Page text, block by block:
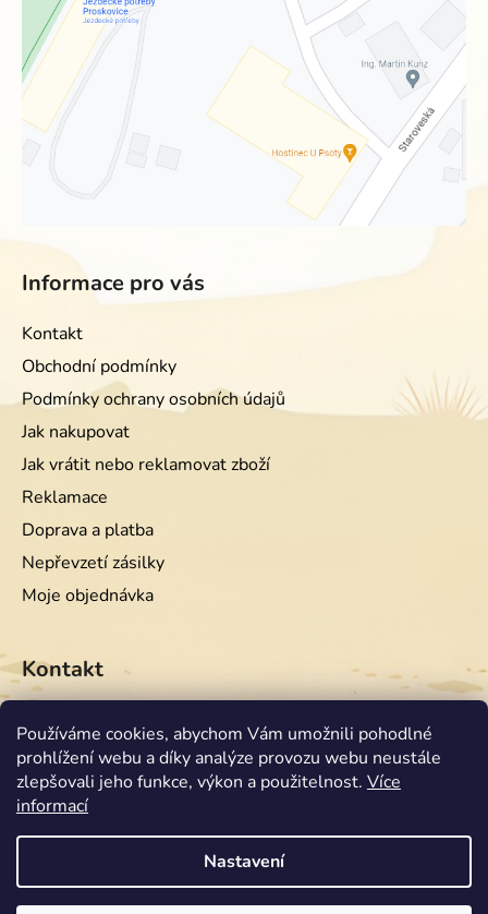
Používáme cookies, abychom Vám umožnili pohodlné
prohlížení webu a díky analýze provozu webu neustále
zlepšovali jeho funkce, výkon a použitelnost. Více
informací
Nastavení
Informace pro vás
Kontakt
Obchodní podmínky
Podmínky ochrany osobních údajů
Jak nakupovat
Jak vrátit nebo reklamovat zboží
Reklamace
Doprava a platba
Nepřevzetí zásilky
Moje objednávka
Kontakt
info @equiwest.cz
+420724001554